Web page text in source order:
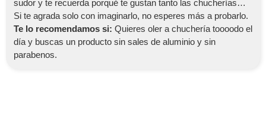
sudor y te recuerda porqué te gustan tanto las chucherías…
Si te agrada solo con imaginarlo, no esperes más a probarlo.
Te lo recomendamos si: Quieres oler a chuchería toooodo el
día y buscas un producto sin sales de aluminio y sin
parabenos.